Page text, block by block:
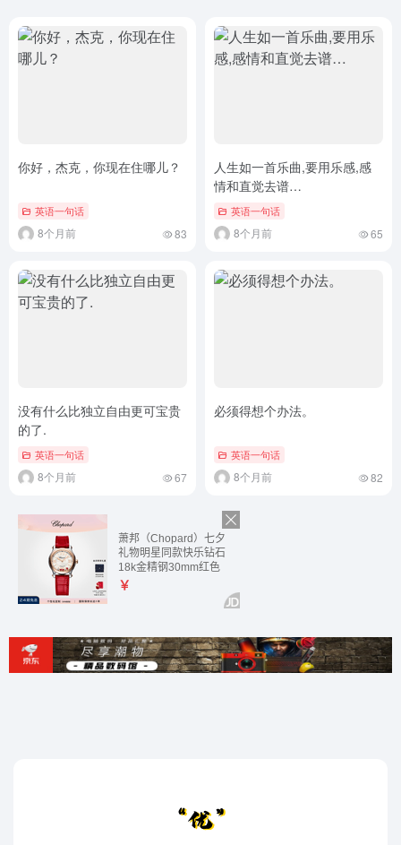
你好，杰克，你现在住哪儿？
英语一句话
8个月前 83
人生如一首乐曲,要用乐感,感
情和直觉去谱…
英语一句话
8个月前 65
没有什么比独立自由更可宝贵
的了.
英语一句话
8个月前 67
必须得想个办法。
英语一句话
8个月前 82